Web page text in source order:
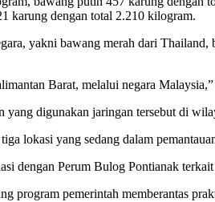
karung dengan total 2.210 kilogram.
yakni bawang merah dari
Barat, melalui negara
yang digunakan jaringan tersebut di
lokasi yang sedang dalam
dengan Perum Bulog Pontianak
program pemerintah memberantas